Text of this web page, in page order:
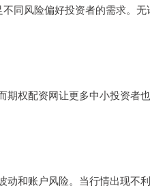
同风险偏好投资者的需求。
权配资网让更多中小投资者
动和账户风险。当行情出现不